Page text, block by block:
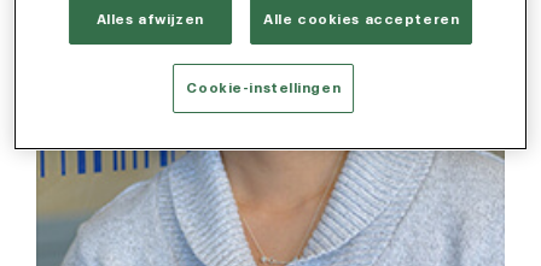
Alles afwijzen Alle cookies accepteren
Cookie-instellingen